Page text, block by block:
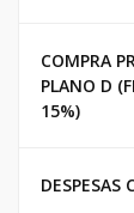
COMPRA
PLANO D
15%)
DESPESAS